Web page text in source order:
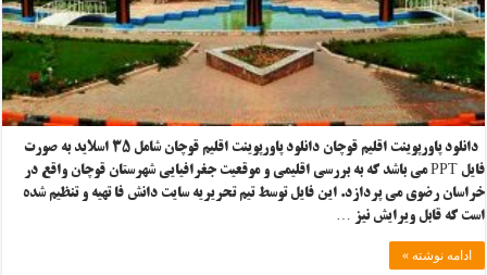
دانلود پاورپوینت اقلیم قوچان دانلود پاورپوینت اقلیم قوچان شامل ۳۵ اسلاید به صورت
فایل PPT می باشد که به بررسی اقلیمی و موقعیت جغرافیایی شهرستان قوچان واقع در
خراسان رضوی می پردازد. این فایل توسط تیم تحریریه سایت دانش فا تهیه و تنظیم شده
است که قابل ویرایش نیز …
ادامه نوشته »